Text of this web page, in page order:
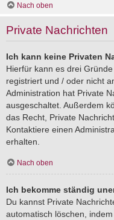
Nach oben
Private Nachrichten
Ich kann keine Privaten
Hierfür kann es drei
registriert und / oder nicht
Administration hat Private
ausgeschaltet. Außerdem
das Recht, Private
Kontaktiere einen
erhalten.
Nach oben
Ich bekomme ständig
Du kannst Private
automatisch löschen,